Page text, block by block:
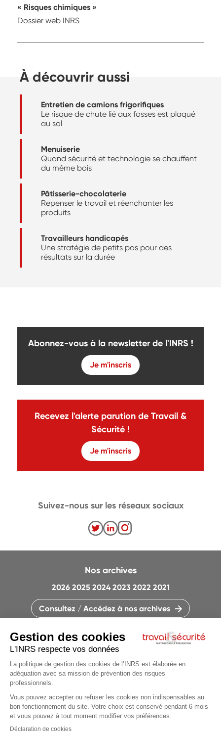
Risques chimiques
Dossier web INRS
À découvrir aussi
Entretien de camions frigorifiques
Le risque de chute lié aux fosses est plaqué
au sol
Menuiserie
Quand sécurité et technologie se chauffent
du même bois
Pâtisserie-chocolaterie
Repenser le travail et réenchanter les
produits
Travailleurs handicapés
Une stratégie de petits pas pour des
résultats sur la durée
Abonnez-vous à la newsletter de l'INRS !
Je m'inscris
Recevez l'alerte parution de Travail &
Sécurité !
Je m'inscris
CONTACTEZ LA RÉDACTION
QUI SOMMES-NOUS ?
PLAN DU SITE
PARAMÈTRES DES COOKIES
CHARTE DES COOKIES ET TRACEURS
Nos archives
2026 2025 2024 2023 2022 2021
Consultez / Accédez à nos archives
Suivez-nous sur les réseaux sociaux